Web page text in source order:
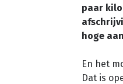
paar
hoge
En het
Dat is